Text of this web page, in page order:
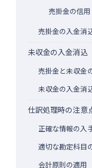
売掛金の信
売掛金の入金消
未収金の入金消込
売掛金と未収金
未収金の入金消
仕訳処理時の注意
正確な情報の入
適切な勘定科目
会計原則の適用